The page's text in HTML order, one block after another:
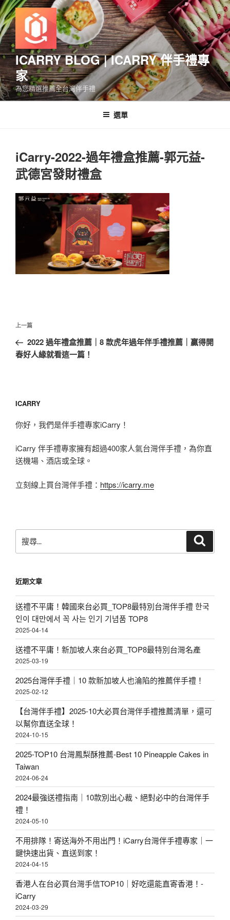
跳
至
主
要
內
容
ICARRY BLOG | ICARRY 伴手禮專
家
為您精選推薦全台灣伴手禮
選單
iCarry-2022-過年禮盒推薦-郭元益-
武德宮發財禮盒
文
導
覽
上
一
篇
上一篇
2022 過年禮盒推薦｜8 款虎年過年伴手禮推薦｜贏得開
春好人緣就看這一篇！
ICARRY
你好，我們是伴手禮專家iCarry！
iCarry 伴手禮專家擁有超過400家人氣台灣伴手禮，為你直
送機場、酒店或全球。
立刻線上買台灣伴手禮： https://icarry.me
尋
字:
近期文章
送禮不平庸！韓國來台必買_TOP8最特別台灣伴手禮 한국
인이 대만에서 꼭 사는 인기 기념품 TOP8
2025-04-14
送禮不平庸！新加坡人來台必買_TOP8最特別台灣名產
2025-03-19
2025台灣伴手禮｜10 款新加坡人也淪陷的推薦伴手禮！
2025-02-12
【台灣伴手禮】2025-10大必買台灣伴手禮推薦清單，還可
以幫你直送全球！
2024-10-15
2025-TOP10 台灣鳳梨酥推薦-Best 10 Pineapple Cakes in
Taiwan
2024-06-24
2024最強送禮指南｜10款別出心裁、絕對必中的台灣伴手
禮！
2024-05-10
不用排隊！寄送海外不用出門！iCarry台灣伴手禮專家｜一
鍵快速出貨、直送到家！
2024-04-15
香港人在台必買台灣手信TOP10｜好吃還能直寄香港！-
iCarry
2024-03-29